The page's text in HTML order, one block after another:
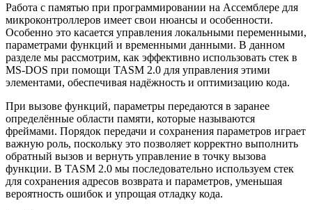
Работа с памятью при программировании на Ассемблере для
микроконтроллеров имеет свои нюансы и особенности.
Особенно это касается управления локальными переменными,
параметрами функций и временными данными. В данном
разделе мы рассмотрим, как эффективно использовать стек в
MS-DOS при помощи TASM 2.0 для управления этими
элементами, обеспечивая надёжность и оптимизацию кода.
При вызове функций, параметры передаются в заранее
определённые области памяти, которые называются
фреймами. Порядок передачи и сохранения параметров играет
важную роль, поскольку это позволяет корректно выполнить
обратный вызов и вернуть управление в точку вызова
функции. В TASM 2.0 мы последовательно используем стек
для сохранения адресов возврата и параметров, уменьшая
вероятность ошибок и упрощая отладку кода.